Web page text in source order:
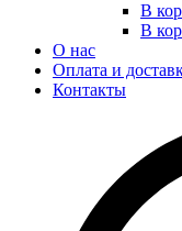
В
В
О нас
Оплата и
Контакты